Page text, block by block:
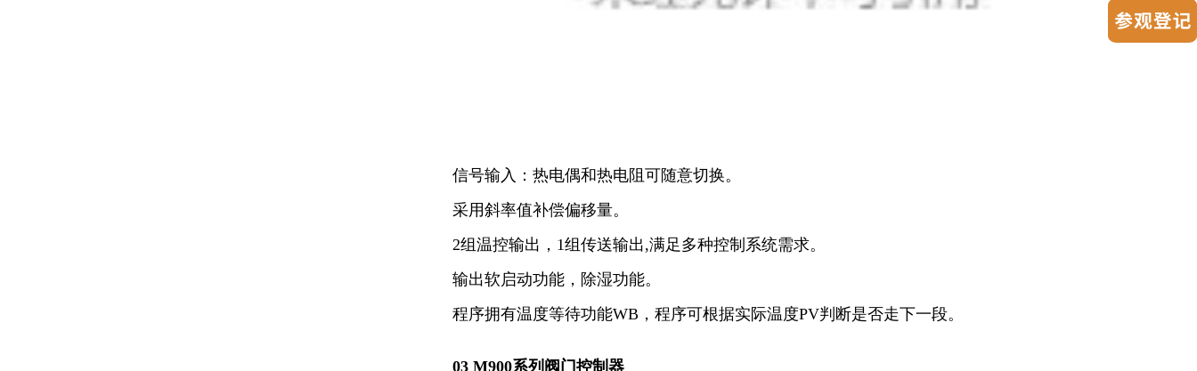
信号输入：热电偶和热电阻可随意切换。
采用斜率值补偿偏移量。
2组温控输出，1组传送输出,满足多种控制系统需求。
输出软启动功能，除湿功能。
程序拥有温度等待功能WB，程序可根据实际温度PV判断是否走下一段。
03 M900系列阀门控制器